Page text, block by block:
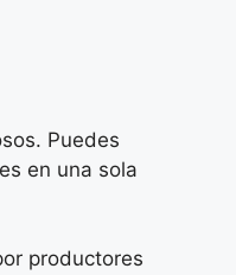
Puedes
en una sola
productores